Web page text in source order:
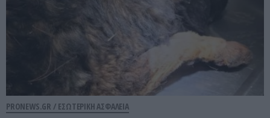
PRONEWS.GR / ΕΣΩΤΕΡΙΚΗ ΑΣΦΑΛΕΙΑ